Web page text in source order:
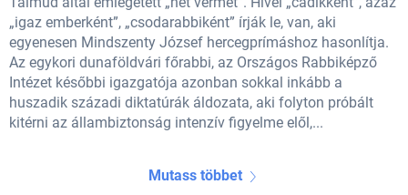
„igaz emberként”, „csodarabbiként” írják le, van, aki
egyenesen Mindszenty József hercegprímáshoz hasonlítja.
Az egykori dunaföldvári főrabbi, az Országos Rabbiképző
Intézet későbbi igazgatója azonban sokkal inkább a
huszadik századi diktatúrák áldozata, aki folyton próbált
kitérni az állambiztonság intenzív figyelme elől,...
Mutass többet